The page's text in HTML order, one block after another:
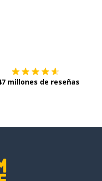
millones de reseñas